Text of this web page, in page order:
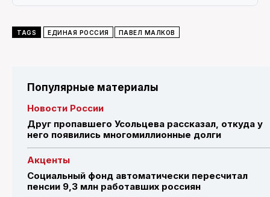
TAGS ЕДИНАЯ РОССИЯ ПАВЕЛ МАЛКОВ
Популярные материалы
Новости России
Друг пропавшего Усольцева рассказал, откуда у
него появились многомиллионные долги
Акценты
Социальный фонд автоматически пересчитал
пенсии 9,3 млн работавших россиян